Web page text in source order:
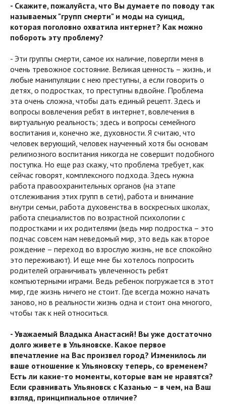
- Скажите, пожалуйста, что Вы думаете по поводу так
называемых "групп смерти" и моды на суицид,
которая поголовно охватила интернет? Как можно
побороть эту проблему?
- Эти группы смерти, самое их наличие, повергли меня в
очень тревожное состояние. Великая ценность – жизнь, и
любые манипуляции с нею преступны, а если говорить о
детях, о подростках, то преступны вдвойне. Проблема
эта очень сложна, чтобы дать единый рецепт. Здесь и
вопросы вовлечения ребят в интернет, вовлечения в
виртуальную реальность; здесь и вопросы семейного
воспитания и, конечно же, духовности. Я считаю, что
человек верующий, человек наученный хотя бы основам
религиозного воспитания никогда не совершит подобного
поступка. Но еще раз скажу, что проблема требует, как
сейчас говорят, комплексного подхода. Здесь нужна
работа правоохранительных органов (на этапе
отслеживания этих групп в сети), работа и внимание
внутри семьи, работа духовенства в воскресных школах,
работа специалистов по возрастной психологии с
подростками и их родителями (ведь мир подростка – это
подчас совсем нам неведомый мир, это ведь как второе
рождение – переход во взрослую жизнь, не все спокойно
это переживают). И еще мне бы хотелось попросить
родителей ограничивать увлеченность ребят
компьютерными играми. Ведь ребенок погружается в этот
мир, где жизнь ничего не стоит. Где всегда можно начать
заново, но в реальности жизнь одна и стоит она многого,
чтобы так к ней относиться.
- Уважаемый Владыка Анастасий! Вы уже достаточно
долго живете в Ульяновске. Какое первое
впечатление на Вас произвел город? Изменилось ли
ваше отношение к Ульяновску теперь, со временем?
Есть ли какие-то моменты, которые вам не нравятся?
Если сравнивать Ульяновск с Казанью – в чем, на Ваш
взгляд, принципиальное отличие?